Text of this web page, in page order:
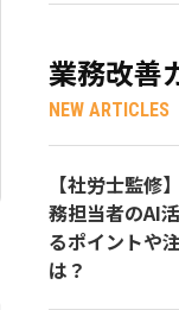
業務改善
NEW ARTICLES
【社労士監修
務担当者のAI
るポイントや
は？